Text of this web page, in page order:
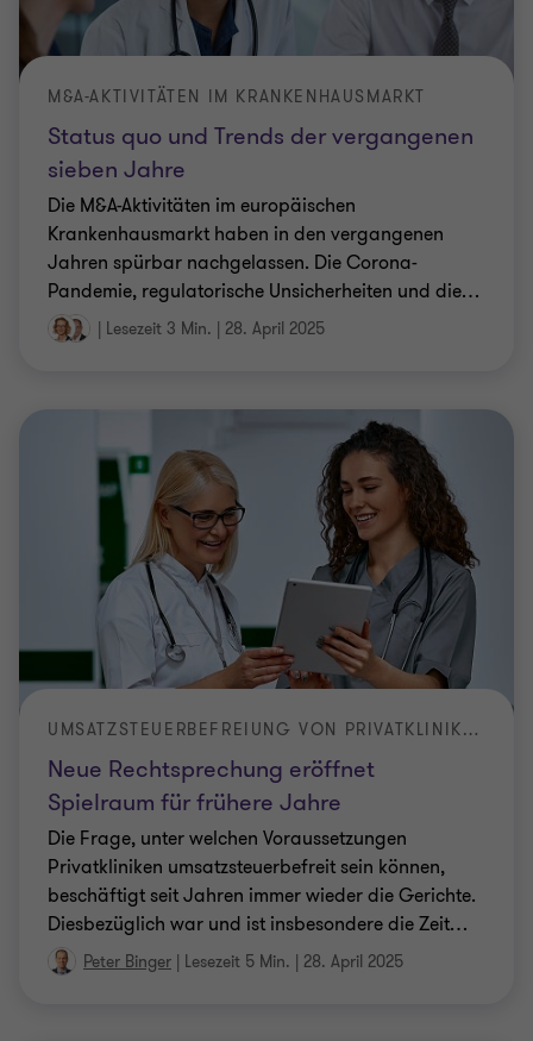
Status quo und Trends der vergangenen
sieben Jahre
M&A-AKTIVITÄTEN IM KRANKENHAUSMARKT
Die M&A-Aktivitäten im europäischen
Krankenhausmarkt haben in den vergangenen
Jahren spürbar nachgelassen. Die Corona-
Pandemie, regulatorische Unsicherheiten und die…
| Lesezeit 3 Min. | 28. April 2025
Neue Rechtsprechung eröffnet
Spielraum für frühere Jahre
UMSATZSTEUERBEFREIUNG VON PRIVATKLINIKEN
Die Frage, unter welchen Voraussetzungen
Privatkliniken umsatzsteuerbefreit sein können,
beschäftigt seit Jahren immer wieder die Gerichte.
Diesbezüglich war und ist insbesondere die Zeit…
Peter Binger | Lesezeit 5 Min. | 28. April 2025